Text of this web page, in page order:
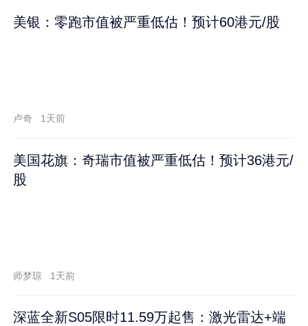
美银：零跑市值被严重低估！预计60港元/股
卢奇 1天前
美国花旗：奇瑞市值被严重低估！预计36港元/
股
师梦琼 1天前
深蓝全新S05限时11.59万起售：激光雷达+端